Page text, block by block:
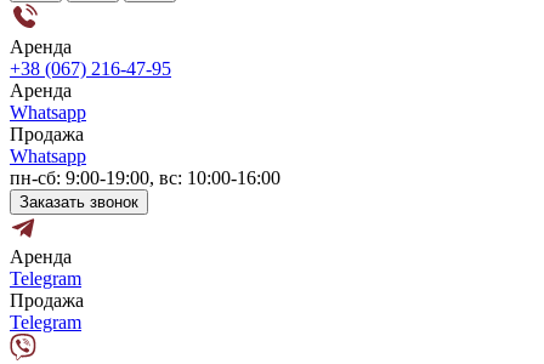
Аренда
+38 (067) 216-47-95
Аренда
Whatsapp
Продажа
Whatsapp
пн-сб: 9:00-19:00, вс: 10:00-16:00
Заказать звонок
Аренда
Telegram
Продажа
Telegram